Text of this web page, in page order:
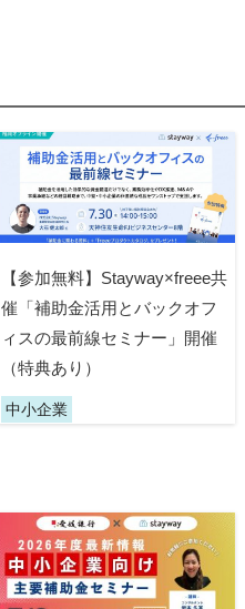
【参加無料】Stayway×freee共
催「補助金活用とバックオフ
ィスの最前線セミナー」開催
（特典あり）
中小企業